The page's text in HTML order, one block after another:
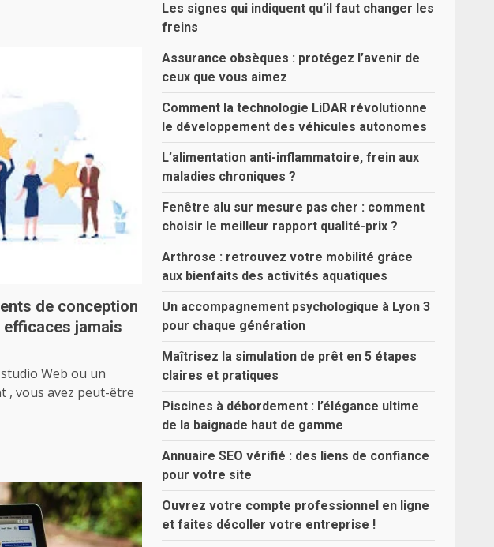
de conception
efficaces jamais
Web ou un
, vous avez peut-être
Les signes qui indiquent qu’il faut changer les
freins
Assurance obsèques : protégez l’avenir de
ceux que vous aimez
Comment la technologie LiDAR révolutionne
le développement des véhicules autonomes
L’alimentation anti-inflammatoire, frein aux
maladies chroniques ?
Fenêtre alu sur mesure pas cher : comment
choisir le meilleur rapport qualité-prix ?
Arthrose : retrouvez votre mobilité grâce
aux bienfaits des activités aquatiques
Un accompagnement psychologique à Lyon 3
pour chaque génération
Maîtrisez la simulation de prêt en 5 étapes
claires et pratiques
Piscines à débordement : l’élégance ultime
de la baignade haut de gamme
Annuaire SEO vérifié : des liens de confiance
pour votre site
Ouvrez votre compte professionnel en ligne
et faites décoller votre entreprise !